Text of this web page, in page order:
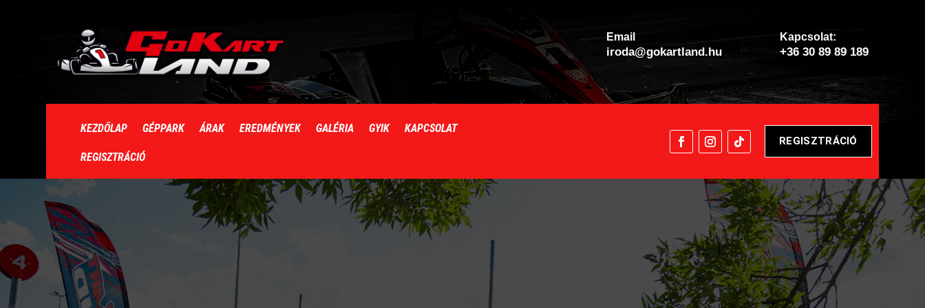
Email
iroda@gokartland.hu
Kapcsolat:
+36 30 89 89 189
KEZDŐLAP GÉPPARK ÁRAK EREDMÉNYEK GALÉRIA GYIK KAPCSOLAT
REGISZTRÁCIÓ
REGISZTRÁCIÓ